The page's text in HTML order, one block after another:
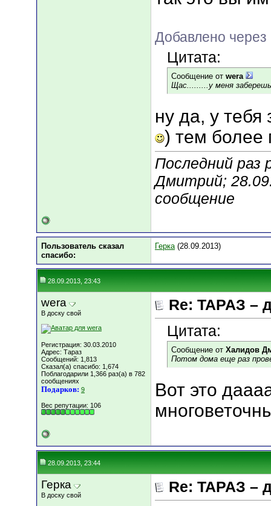
Добавлено через
Цитата:
Сообщение от wera
Щас.........у меня
ну да, у тебя
) тем более
Последний раз
Дмитрий;
сообщение
Пользователь сказал
cпасибо:
Герка(28.09.2013)
28.09.2013, 23:43
wera
В доску свой
Регистрация: 30.03.2010
Адрес: Тараз
Сообщений: 1,813
Сказал(а) спасибо: 1,674
Поблагодарили 1,366 раз(а) в 782
сообщениях
Подарков: 9
Вес репутации: 106
Re: ТАРАЗ –
Цитата:
Сообщение от Халидов
Потом дома еще раз
Вот это
28.09.2013, 23:44
Герка
В доску свой
Re: ТАРАЗ –